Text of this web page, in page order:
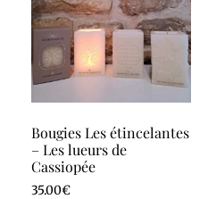
Bougies Les étincelantes
– Les lueurs de
Cassiopée
35.00€